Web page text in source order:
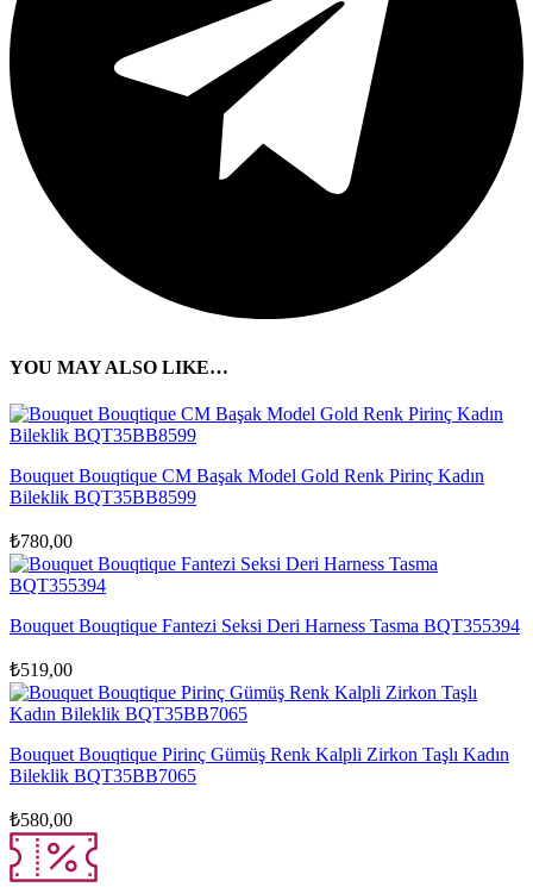
YOU MAY ALSO LIKE…
Bouquet Bouqtique CM Başak Model Gold Renk Pirinç Kadın
Bileklik BQT35BB8599
₺780,00
Bouquet Bouqtique Fantezi Seksi Deri Harness Tasma BQT355394
₺519,00
Bouquet Bouqtique Pirinç Gümüş Renk Kalpli Zirkon Taşlı Kadın
Bileklik BQT35BB7065
₺580,00